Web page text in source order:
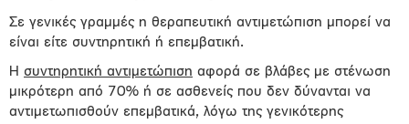
Σε γενικές γραμμές η θεραπευτική αντιμετώπιση μπορεί να
είναι είτε συντηρητική ή επεμβατική.
Η συντηρητική αντιμετώπιση αφορά σε βλάβες με στένωση
μικρότερη από 70% ή σε ασθενείς που δεν δύνανται να
αντιμετωπισθούν επεμβατικά, λόγω της γενικότερης